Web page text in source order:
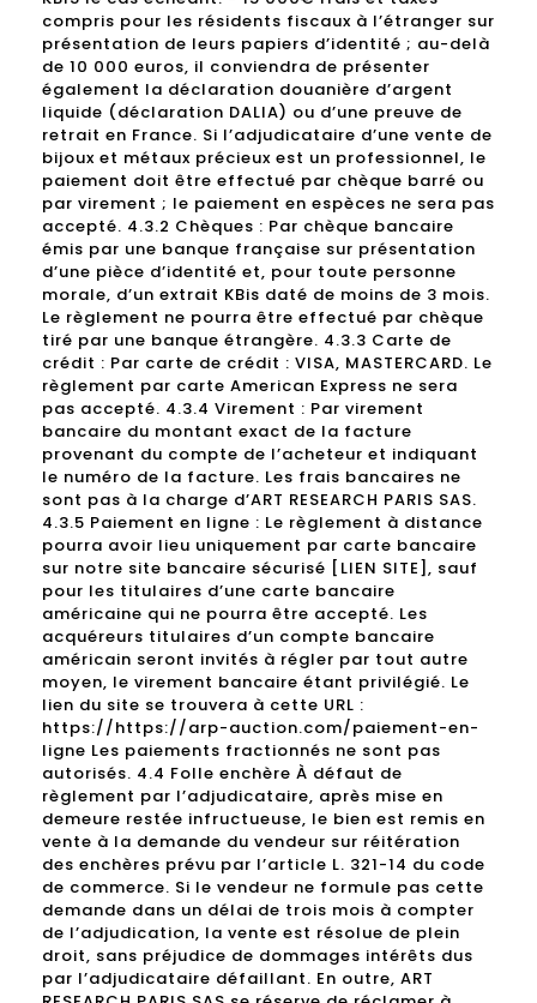
compris pour les résidents fiscaux à l’étranger sur
présentation de leurs papiers d’identité ; au-delà
de 10 000 euros, il conviendra de présenter
également la déclaration douanière d’argent
liquide (déclaration DALIA) ou d’une preuve de
retrait en France. Si l’adjudicataire d’une vente de
bijoux et métaux précieux est un professionnel, le
paiement doit être effectué par chèque barré ou
par virement ; le paiement en espèces ne sera pas
accepté. 4.3.2 Chèques : Par chèque bancaire
émis par une banque française sur présentation
d’une pièce d’identité et, pour toute personne
morale, d’un extrait KBis daté de moins de 3 mois.
Le règlement ne pourra être effectué par chèque
tiré par une banque étrangère. 4.3.3 Carte de
crédit : Par carte de crédit : VISA, MASTERCARD. Le
règlement par carte American Express ne sera
pas accepté. 4.3.4 Virement : Par virement
bancaire du montant exact de la facture
provenant du compte de l’acheteur et indiquant
le numéro de la facture. Les frais bancaires ne
sont pas à la charge d’ART RESEARCH PARIS SAS.
4.3.5 Paiement en ligne : Le règlement à distance
pourra avoir lieu uniquement par carte bancaire
sur notre site bancaire sécurisé [LIEN SITE], sauf
pour les titulaires d’une carte bancaire
américaine qui ne pourra être accepté. Les
acquéreurs titulaires d’un compte bancaire
américain seront invités à régler par tout autre
moyen, le virement bancaire étant privilégié. Le
lien du site se trouvera à cette URL :
https://https://arp-auction.com/paiement-en-
ligne Les paiements fractionnés ne sont pas
autorisés. 4.4 Folle enchère À défaut de
règlement par l’adjudicataire, après mise en
demeure restée infructueuse, le bien est remis en
vente à la demande du vendeur sur réitération
des enchères prévu par l’article L. 321-14 du code
de commerce. Si le vendeur ne formule pas cette
demande dans un délai de trois mois à compter
de l’adjudication, la vente est résolue de plein
droit, sans préjudice de dommages intérêts dus
par l’adjudicataire défaillant. En outre, ART